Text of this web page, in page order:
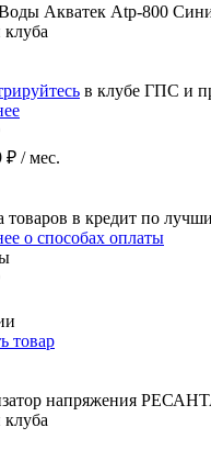
Акватек Atp-800
клуба
в клубе ГПС и
₽ / мес.
товаров в кредит по
о способах оплаты
товар
напряжения
клуба